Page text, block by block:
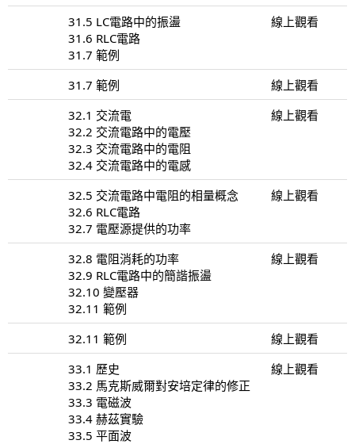
31.5 LC電路中的振盪
31.6 RLC電路
31.7 範例
線上觀看
31.7 範例
線上觀看
32.1 交流電
32.2 交流電路中的電壓
32.3 交流電路中的電阻
32.4 交流電路中的電感
線上觀看
32.5 交流電路中電阻的相量概念
32.6 RLC電路
32.7 電壓源提供的功率
線上觀看
32.8 電阻消耗的功率
32.9 RLC電路中的簡諧振盪
32.10 變壓器
32.11 範例
線上觀看
32.11 範例
線上觀看
33.1 歷史
33.2 馬克斯威爾對安培定律的修正
33.3 電磁波
33.4 赫茲實驗
33.5 平面波
線上觀看